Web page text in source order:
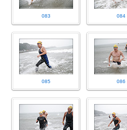
083 084
085 086